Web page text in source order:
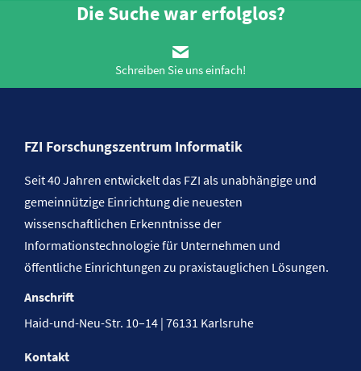
Die Suche war erfolglos?
Schreiben Sie uns einfach!
FZI Forschungszentrum Informatik
Seit 40 Jahren entwickelt das FZI als unabhängige und
gemeinnützige Einrichtung die neuesten
wissenschaftlichen Erkenntnisse der
Informationstechnologie für Unternehmen und
öffentliche Einrichtungen zu praxistauglichen Lösungen.
Anschrift
Haid-und-Neu-Str. 10–14 | 76131 Karlsruhe
Kontakt